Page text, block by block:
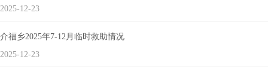
2025-12-23
2025-12-23
介福乡2025年7-12月临时救助情况